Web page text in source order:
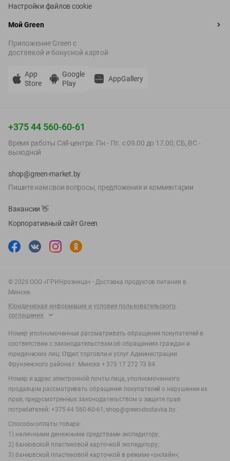
оставляет следов на коже младенца и обеспечивает комфортное
Анатомическая форма
тела младенцев, обеспечивая оптимальную посадку и защиту.
Подгузники размера 0-1 (2-5 кг) – это надежная защита и
уверенными в том, что их ребенок чувствует себя сухим в любое
время суток. В Green вы сможете купить подгузники Huggies,
Настройки файлов cookie
Мой Green
Приложение Green c
доставкой и бонусной картой
App
Store
Google
Play
AppGallery
+375 44 560-60-61
Время работы Call-центра: Пн.- Пт. с 09.00 до 17.00, СБ, ВС -
выходной
shop@green-market.by
Пишите нам свои вопросы, предложения и комментарии
Вакансии 👋
Корпоративный сайт Green
© 2026 ООО «ГРИНрозница» - Доставка продуктов питания в
Минске.
Юридическая информация и условия пользовательского
соглашения
Номер уполномоченных рассматривать обращения покупателей в
соответствии с законодательством об обращениях граждан и
юридических лиц: Отдел торговли и услуг Администрации
Фрунзенского района г. Минска + 375 17 272 73 84 .
Номер и адрес электронной почты лица, уполномоченного
продавцом рассматривать обращения покупателей о нарушении их
прав, предусмотренных законодательством о защите прав
потребителей: +375 44 560-60-61, shop@green-dostavka.by.
Способы оплаты товара:
1) наличными денежными средствами экспедитору;
2) банковской пластиковой карточкой экспедитору;
3) банковской пластиковой карточкой в режиме «онлайн»;